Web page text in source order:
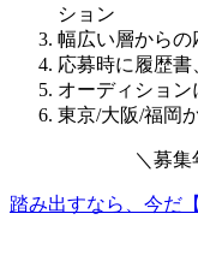
ション
幅広い層からの
応募時に履歴書
オーディショ
東京/大阪/福岡
＼ 募集
踏み出すなら、今だ